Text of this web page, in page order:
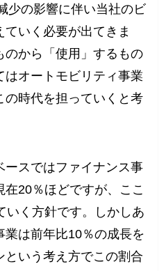
少の影響に伴い当社のビ
いく必要が出てきま
のから「使用」するもの
オートモビリティ事業
の時代を担っていくと考
ースではファイナンス事
20％ほどですが、ここ
いく方針です。しかしあ
業は前年比10％の成長を
いう考え方でこの割合